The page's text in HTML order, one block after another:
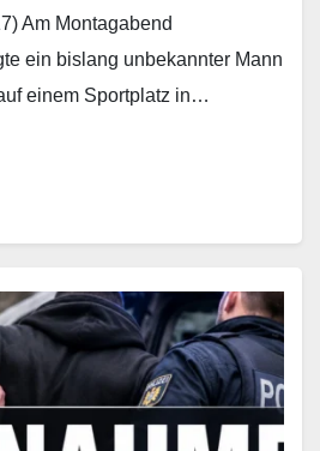
Am Montagabend
ein bislang unbekannter Mann
einem Sportplatz in…